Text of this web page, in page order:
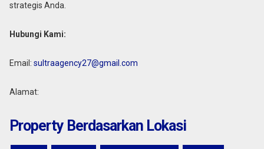
strategis Anda.
Hubungi Kami:
Email: sultraagency27@gmail.com
Alamat:
Property Berdasarkan Lokasi